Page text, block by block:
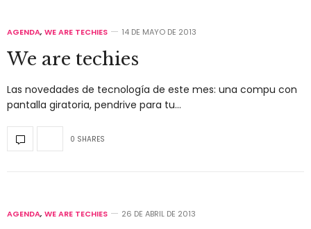
AGENDA, WE ARE TECHIES 14 DE MAYO DE 2013
We are techies
Las novedades de tecnología de este mes: una compu con
pantalla giratoria, pendrive para tu…
0 SHARES
AGENDA, WE ARE TECHIES 26 DE ABRIL DE 2013